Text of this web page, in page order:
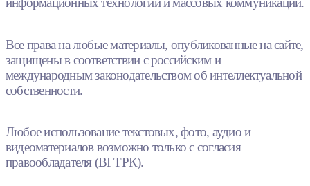
Все права на любые материалы, опубликованные на сайте,
защищены в соответствии с российским и
международным законодательством об интеллектуальной
собственности.
Любое использование текстовых, фото, аудио и
видеоматериалов возможно только с согласия
правообладателя (ВГТРК).